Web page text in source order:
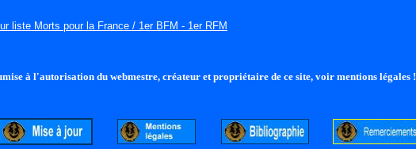
liste Morts pour la France / 1er BFM - 1er RFM
à l'autorisation du webmestre, créateur et propriétaire de ce site, voir mentions légales !